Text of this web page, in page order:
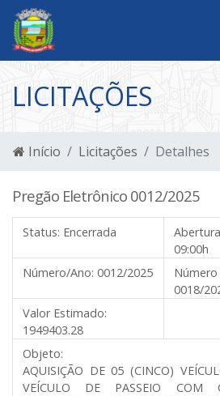
LICITAÇÕES
Início Licitações Detalhes
Pregão Eletrônico 0012/2025
Status: Encerrada
09:00h
Número/Ano: 0012/2025
0018/
Valor Estimado:
1949403.28
Objeto:
AQUISIÇÃO DE 05 (CINCO)
VEÍCULO DE PASSEIO COM